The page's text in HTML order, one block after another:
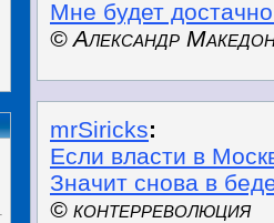
Мне будет
© Александр
mrSiricks:
Если власти в
Значит снова в
© контерреволюция